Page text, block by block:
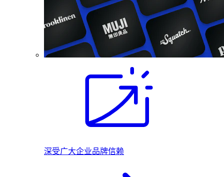
深受广大企业品牌信赖